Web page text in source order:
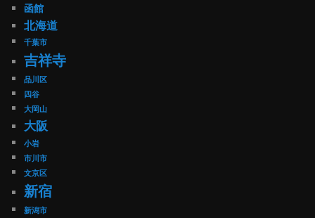
函館
北海道
千葉市
吉祥寺
品川区
四谷
大岡山
大阪
小岩
市川市
文京区
新宿
新潟市